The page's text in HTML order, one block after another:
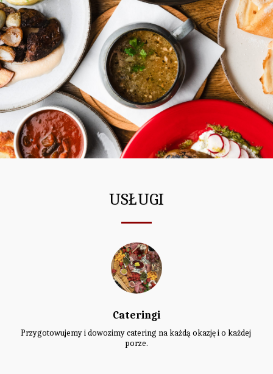
USŁUGI
Cateringi
Przygotowujemy i dowozimy catering na każdą okazję i o każdej
porze.